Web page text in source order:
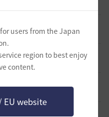
users from the Japan
region to best enjoy
content.
EU website
2026.07.24
りについて
狂う女 2026.07.23